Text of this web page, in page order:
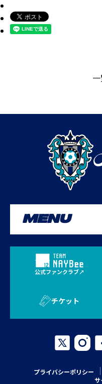
MENU
公式ファンクラブ
チケット
プライバシーポリシー
サ